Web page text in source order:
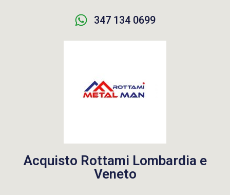
347 134 0699
Acquisto Rottami Lombardia e
Veneto